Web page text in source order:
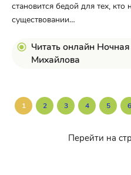
становится бедой для тех, кто
существовании…
Читать онлайн
Михайлова
1 2 3 4 5 6
Перейти на